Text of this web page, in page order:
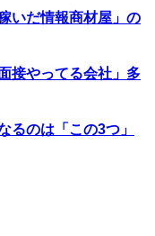
いだ情報商材屋」の
接やってる会社」多
るのは「この3つ」